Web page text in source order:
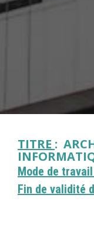
TITRE :
Mode de travail
Fin de validité